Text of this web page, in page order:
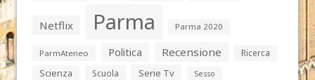
Netflix Parma Parma 2020
ParmAteneo Politica Recensione
Ricerca
Scienza
Scuola Serie Tv Sesso